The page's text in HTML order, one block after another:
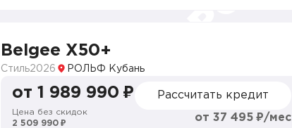
Belgee X50+
Стиль2026 РОЛЬФ Кубань
от 1 989 990 ₽
Цена без скидок
2 509 990 ₽
Рассчитать кредит
от 37 495 ₽/мес